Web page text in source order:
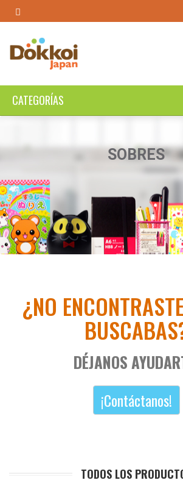
CATEGORÍAS
SOBRES
¿NO
DÉJANOS
¡Contáctanos!
TODOS LOS